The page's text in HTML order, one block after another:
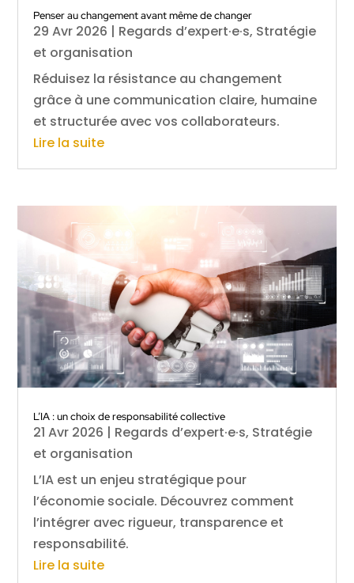
Penser au changement avant même de changer
29 Avr 2026 | Regards d’expert·e·s, Stratégie
et organisation
Réduisez la résistance au changement
grâce à une communication claire, humaine
et structurée avec vos collaborateurs.
Lire la suite
L’IA : un choix de responsabilité collective
21 Avr 2026 | Regards d’expert·e·s, Stratégie
et organisation
L’IA est un enjeu stratégique pour
l’économie sociale. Découvrez comment
l’intégrer avec rigueur, transparence et
responsabilité.
Lire la suite